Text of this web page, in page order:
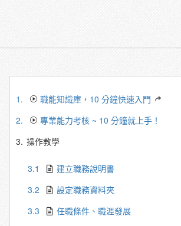
1.
職能知識庫，10 分鐘快速入門
2.
專業能力考核 ~ 10 分鐘就上手！
3. 操作教學
3.1
建立職務說明書
3.2
設定職務資料夾
3.3
任職條件、職涯發展